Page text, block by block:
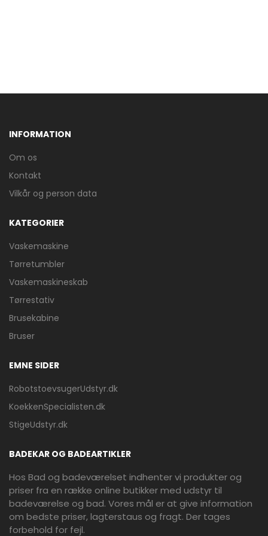
INFORMATION
Om os
Kontakt
Vilkår og person data
KATEGORIER
Vaskemaskine
Tørretumbler
Vaskemaskineskab
Tørrestativ
Brusekabine
Bruser
EMNE SIDER
RobotstoevsugerUdstyr.dk
KoekkenSpecialisten.dk
StigeUdstyr.dk
BADEKAR OG BADEARTIKLER
Hos Bad og badeværelset indhenter vi produkter og
priser fra en række online butikker med udstyr til
badeværelse og bad. Vores mål er at give information
om bedste priser, lagterstaus og fragt. Der tages
forbehold for fejl.